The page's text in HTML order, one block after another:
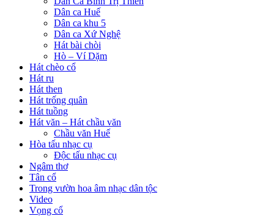
Dân ca Huế
Dân ca khu 5
Dân ca Xứ Nghệ
Hát bài chòi
Hò – Ví Dặm
Hát chèo cổ
Hát ru
Hát then
Hát trống quân
Hát tuồng
Hát văn – Hát chầu văn
Chầu văn Huế
Hòa tấu nhạc cụ
Độc tấu nhạc cụ
Ngâm thơ
Tân cổ
Trong vườn hoa âm nhạc dân tộc
Video
Vọng cổ